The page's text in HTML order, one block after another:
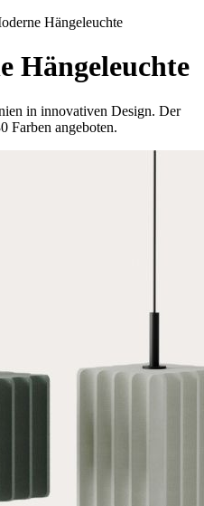
Hängeleuchte
Hängeleuchte
in innovativen Design. Der
Farben angeboten.